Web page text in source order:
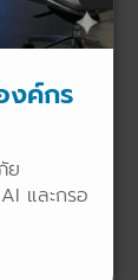
ค์กร
ย
และกรอ